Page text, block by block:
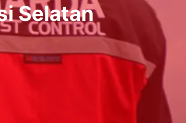
Selatan